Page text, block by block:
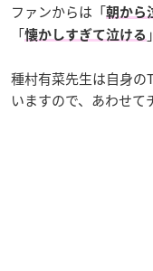
ファンからは「朝から
「懐かしすぎて泣ける
種村有菜先生は自身
いますので、あわせて